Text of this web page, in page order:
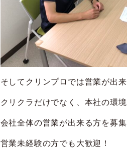
そしてクリンプロでは営業が出
クリクラだけでなく、本社の環
会社全体の営業が出来る方を募
営業未経験の方でも大歓迎！